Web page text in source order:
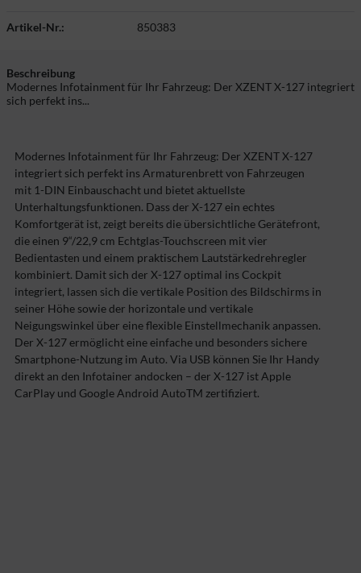
Artikel-Nr.: 850383
Beschreibung
Modernes Infotainment für Ihr Fahrzeug: Der XZENT X-127 integriert
sich perfekt ins...
Modernes Infotainment für Ihr Fahrzeug: Der XZENT X-127
integriert sich perfekt ins Armaturenbrett von Fahrzeugen
mit 1-DIN Einbauschacht und bietet aktuellste
Unterhaltungsfunktionen. Dass der X-127 ein echtes
Komfortgerät ist, zeigt bereits die über­­sichtliche Gerätefront,
die einen 9“/22,9 cm Echt­glas-Touch­screen mit vier
Bedientasten und einem praktischem Laut­stärke­dreh­reg­ler
kombiniert. Damit sich der X-127 optimal ins Cockpit
integriert, lassen sich die vertikale Position des Bildschirms in
seiner Höhe sowie der horizontale und vertikale
Neigungswinkel über eine flexible Einstellmechanik anpassen.
Der X-127 ermöglicht eine einfache und besonders sichere
Smartphone-Nutzung im Auto. Via USB können Sie Ihr Handy
direkt an den Infotainer andocken – der X-127 ist Apple
CarPlay und Google Android AutoTM zertifiziert.